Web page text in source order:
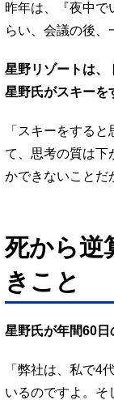
昨年は、『夜中で
らい、会議の後、
星野リゾートは、
星野氏がスキーを
「スキーをする
て、思考の質は下
かできないことだ
死から逆
きこと
星野氏が年間60日
「弊社は、私で4
いるのですよ。そ